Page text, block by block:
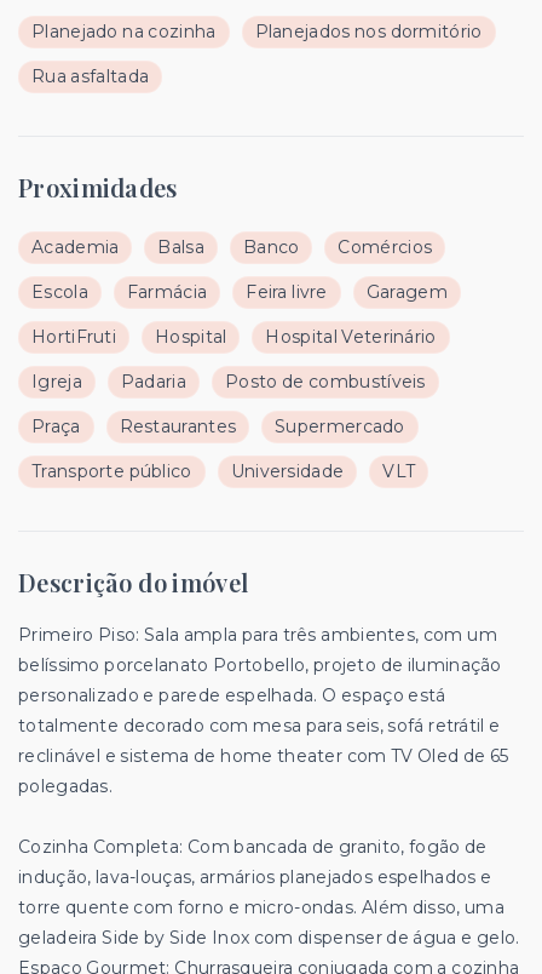
Planejado na cozinha Planejados nos dormitório
Rua asfaltada
Proximidades
Academia Balsa Banco Comércios
Escola Farmácia Feira livre Garagem
HortiFruti Hospital Hospital Veterinário
Igreja Padaria Posto de combustíveis
Praça Restaurantes Supermercado
Transporte público Universidade VLT
Descrição do imóvel
Primeiro Piso: Sala ampla para três ambientes, com um
belíssimo porcelanato Portobello, projeto de iluminação
personalizado e parede espelhada. O espaço está
totalmente decorado com mesa para seis, sofá retrátil e
reclinável e sistema de home theater com TV Oled de 65
polegadas.
Cozinha Completa: Com bancada de granito, fogão de
indução, lava-louças, armários planejados espelhados e
torre quente com forno e micro-ondas. Além disso, uma
geladeira Side by Side Inox com dispenser de água e gelo.
Espaço Gourmet: Churrasqueira conjugada com a cozinha